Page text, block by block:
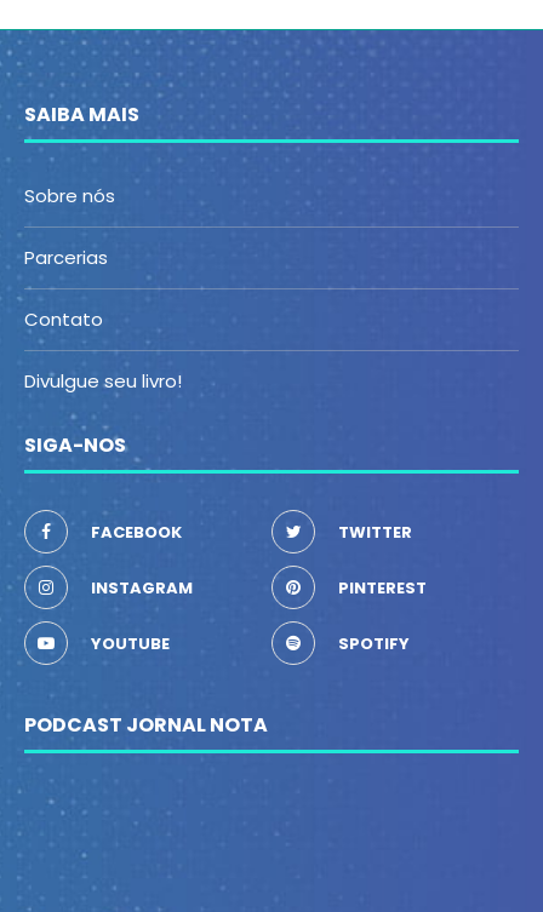
SAIBA MAIS
Sobre nós
Parcerias
Contato
Divulgue seu livro!
SIGA-NOS
FACEBOOK TWITTER
INSTAGRAM PINTEREST
YOUTUBE SPOTIFY
PODCAST JORNAL NOTA